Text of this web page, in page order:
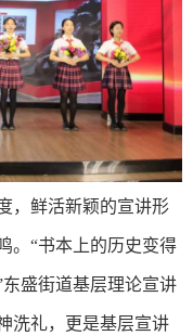
鲜活新颖的宣讲形
。“书本上的历史变得
盛街道基层理论宣讲
洗礼，更是基层宣讲